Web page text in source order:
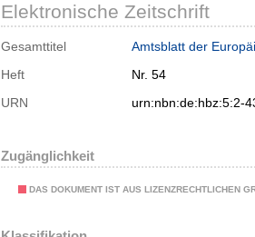
Elektronische Zeitschrift
Gesamttitel
Amtsblatt der
Heft
Nr. 54
URN
urn:nbn:de:hbz:5:2-
Zugänglichkeit
DAS DOKUMENT IST AUS LIZENZRECHTLICHEN